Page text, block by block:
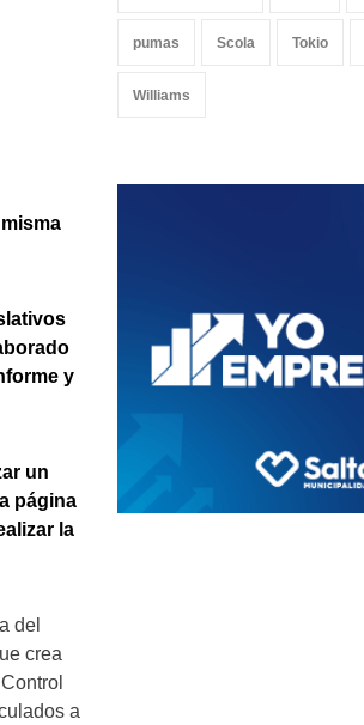
y
un
página
la
del
crea
a
pumas Scola Tokio
Williams